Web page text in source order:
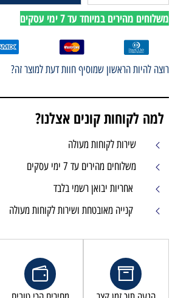
משלוחים מהירים במיוחד עד 7 ימי עסקים
רוצה להיות הראשון שמוסיף חוות דעת למוצר זה?
למה לקוחות קונים אצלנו?
שירות לקוחות מעולה
משלוחים מהירים עד 7 ימי עסקים
אחריות יבואן רשמי בלבד
קנייה מאובטחת ושירות לקוחות מעולה